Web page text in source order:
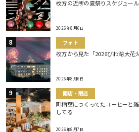
枚方の近所の夏祭りスケジュー
2026年8月6日
フォト
枚方から見た「2026びわ湖大花
2026年8月6日
開店・閉店
町楠葉につくってたコーヒーと
してる
2026年8月7日